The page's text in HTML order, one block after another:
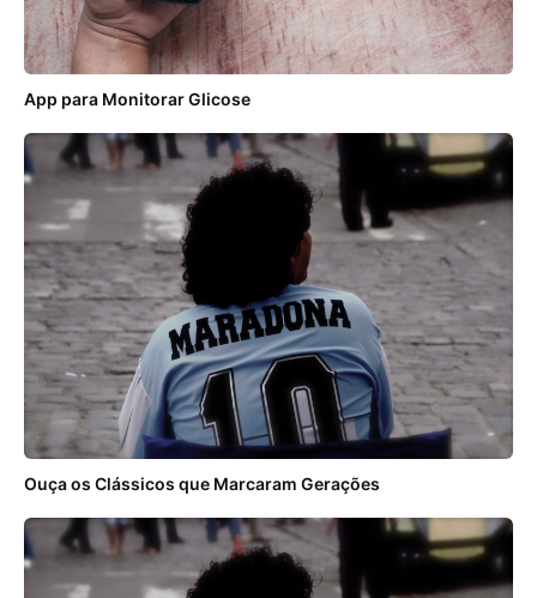
App para Monitorar Glicose
Ouça os Clássicos que Marcaram Gerações